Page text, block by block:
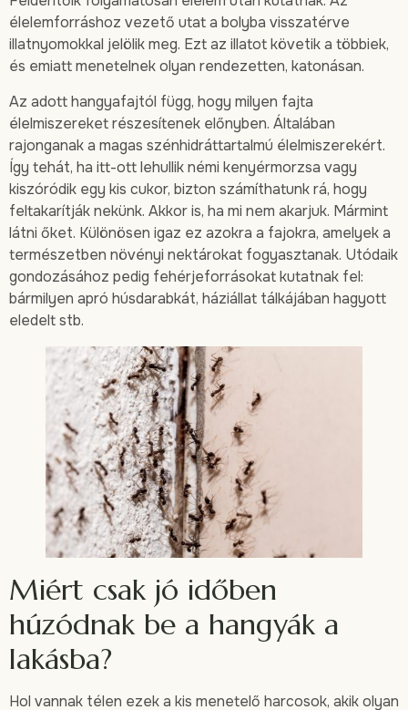
élelemforráshoz vezető utat a bolyba visszatérve
illatnyomokkal jelölik meg. Ezt az illatot követik a többiek,
és emiatt menetelnek olyan rendezetten, katonásan.
Az adott hangyafajtól függ, hogy milyen fajta
élelmiszereket részesítenek előnyben. Általában
rajonganak a magas szénhidráttartalmú élelmiszerekért.
Így tehát, ha itt-ott lehullik némi kenyérmorzsa vagy
kiszóródik egy kis cukor, bizton számíthatunk rá, hogy
feltakarítják nekünk. Akkor is, ha mi nem akarjuk. Mármint
látni őket. Különösen igaz ez azokra a fajokra, amelyek a
természetben növényi nektárokat fogyasztanak. Utódaik
gondozásához pedig fehérjeforrásokat kutatnak fel:
bármilyen apró húsdarabkát, háziállat tálkájában hagyott
eledelt stb.
Miért csak jó időben
húzódnak be a hangyák a
lakásba?
Hol vannak télen ezek a kis menetelő harcosok, akik olyan